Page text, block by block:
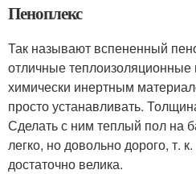
Пеноплекс
Так называют вспененный
отличные теплоизоляционные
химически инертным
просто устанавливать.
Сделать с ним теплый пол на
легко, но довольно дорого, т.
достаточно велика.